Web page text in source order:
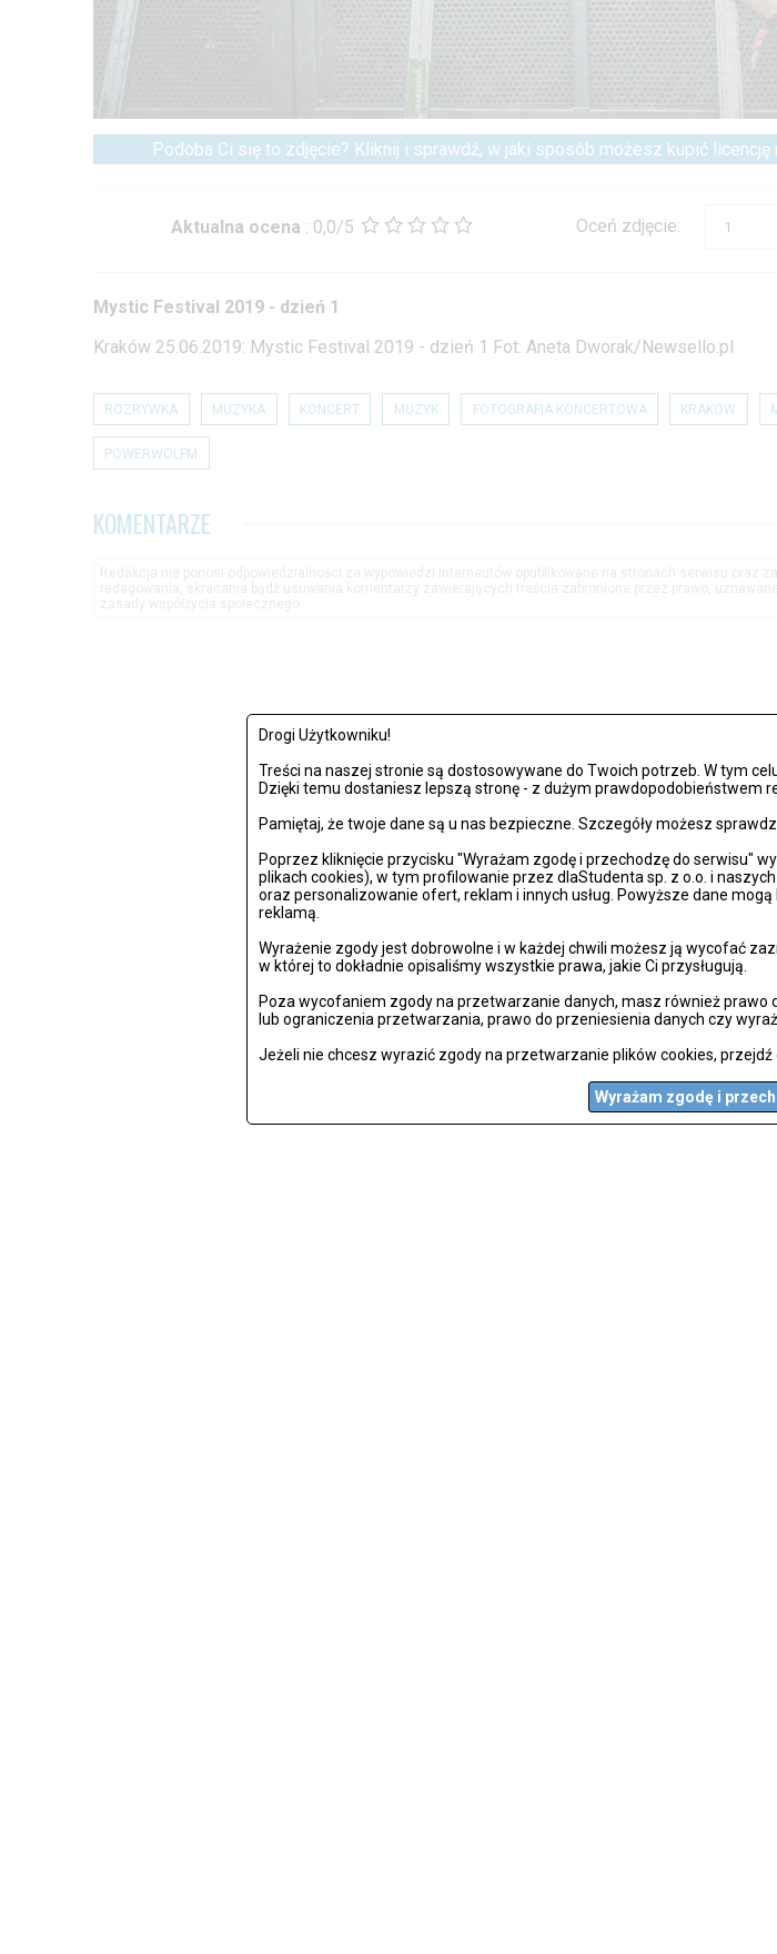
Drogi Użytkowniku!
Treści na naszej stronie są dostosowywane do Twoich potrzeb. W tym
Dzięki temu dostaniesz lepszą stronę - z dużym prawdopodobieństwem
Pamiętaj, że twoje dane są u nas bezpieczne. Szczegóły możesz
Poprzez kliknięcie przycisku "Wyrażam zgodę i przechodzę do serwisu"
plikach cookies), w tym profilowanie przez dlaStudenta sp. z o.o. i
oraz personalizowanie ofert, reklam i innych usług. Powyższe dane mogą
reklamą.
Wyrażenie zgody jest dobrowolne i w każdej chwili możesz ją wycofać
w której to dokładnie opisaliśmy wszystkie prawa, jakie Ci przysługują.
Poza wycofaniem zgody na przetwarzanie danych, masz również prawo
lub ograniczenia przetwarzania, prawo do przeniesienia danych czy
Jeżeli nie chcesz wyrazić zgody na przetwarzanie plików cookies, przejdź
Wyrażam zgodę i
Podoba Ci się to zdjęcie? Kliknij i sprawdź, w jaki sposób możesz kupić licencję
Aktualna ocena : 0,0/5 Oceń zdjęcie:
Mystic Festival 2019 - dzień 1
Kraków 25.06.2019: Mystic Festival 2019 - dzień 1 Fot: Aneta Dworak/Newsello.pl
ROZRYWKA MUZYKA KONCERT MUZYK FOTOGRAFIA KONCERTOWA KRAKOW
POWERWOLFM
KOMENTARZE